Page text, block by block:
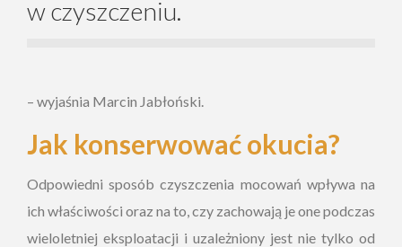
w czyszczeniu.
– wyjaśnia Marcin Jabłoński.
Jak konserwować okucia?
Odpowiedni sposób czyszczenia mocowań wpływa na
ich właściwości oraz na to, czy zachowają je one podczas
wieloletniej eksploatacji i uzależniony jest nie tylko od